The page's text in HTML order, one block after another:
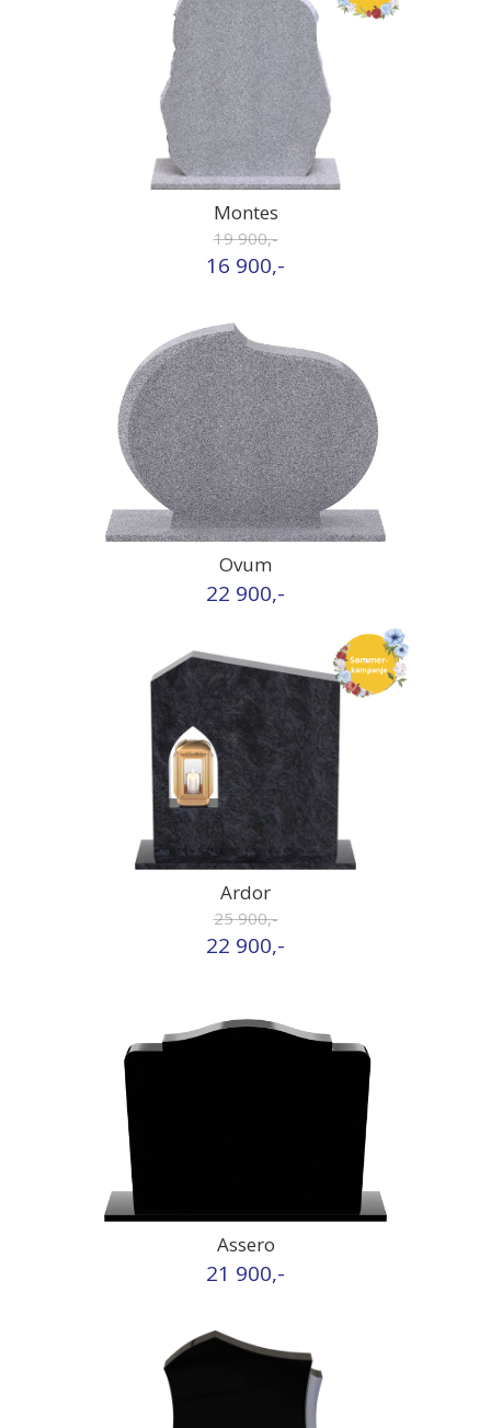
Montes
19 900,-
16 900,-
Ovum
22 900,-
Ardor
25 900,-
22 900,-
Assero
21 900,-